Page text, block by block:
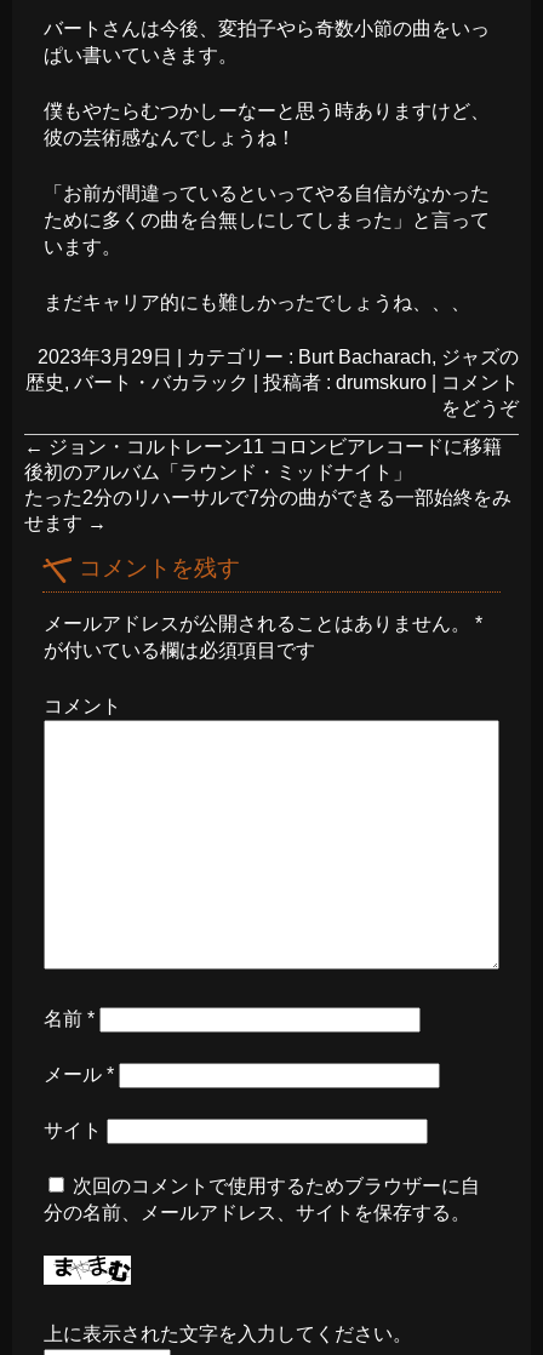
バートさんは今後、変拍子やら奇数小節の曲をいっ
ぱい書いていきます。
僕もやたらむつかしーなーと思う時ありますけど、
彼の芸術感なんでしょうね！
「お前が間違っているといってやる自信がなかった
ために多くの曲を台無しにしてしまった」と言って
います。
まだキャリア的にも難しかったでしょうね、、、
2023年3月29日 カテゴリー : Burt Bacharach, ジャズの
歴史, バート・バカラック 投稿者 : drumskuro
コメント
をどうぞ
← ジョン・コルトレーン11 コロンビアレコードに移籍
後初のアルバム「ラウンド・ミッドナイト」
たった2分のリハーサルで7分の曲ができる一部始終をみ
せます →
コメントを残す
メールアドレスが公開されることはありません。
*
が付いている欄は必須項目です
コメント
名前 *
メール *
サイト
次回のコメントで使用するためブラウザーに自
分の名前、メールアドレス、サイトを保存する。
上に表示された文字を入力してください。